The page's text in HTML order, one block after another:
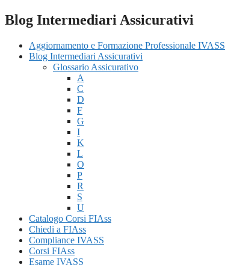
Blog Intermediari Assicurativi
Aggiornamento e Formazione Professionale IVASS
Blog Intermediari Assicurativi
Glossario Assicurativo
A
C
D
F
G
I
K
L
O
P
R
S
U
Catalogo Corsi FIAss
Chiedi a FIAss
Compliance IVASS
Corsi FIAss
Esame IVASS